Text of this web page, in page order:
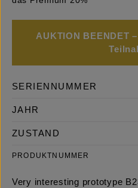
AUKTION BEENDET
SERIENNUMMER
JAHR
ZUSTAND
PRODUKTNUMMER
Very interesting prototype